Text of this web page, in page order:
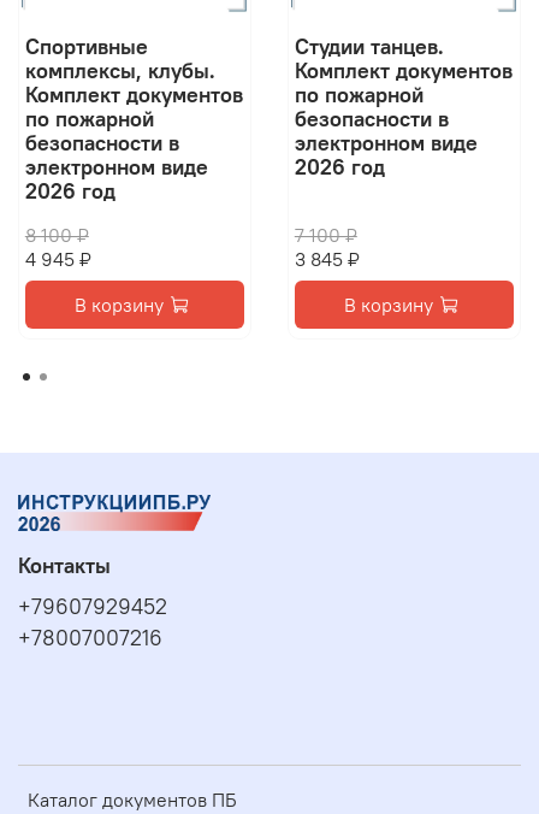
Спортивные
комплексы, клубы.
Комплект документов
по пожарной
безопасности в
электронном виде
2026 год
8 100 ₽
4 945 ₽
В корзину
Студии танцев.
Комплект документов
по пожарной
безопасности в
электронном виде
2026 год
7 100 ₽
3 845 ₽
В корзину
Каталог документов ПБ
Контакты
+79607929452
+78007007216